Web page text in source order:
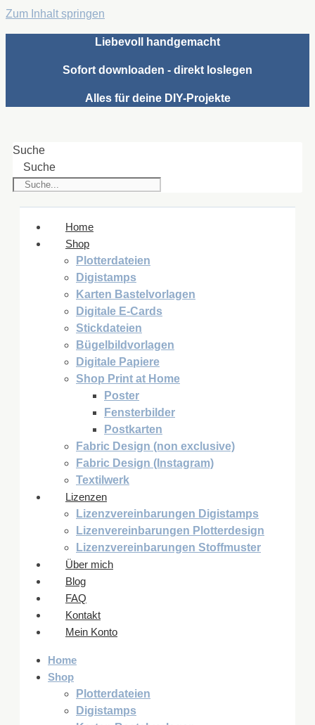
Zum Inhalt springen
Liebevoll handgemacht
Sofort downloaden - direkt loslegen
Alles für deine DIY-Projekte
Suche
Suche
Home
Shop
Plotterdateien
Digistamps
Karten Bastelvorlagen
Digitale E-Cards
Stickdateien
Bügelbildvorlagen
Digitale Papiere
Shop Print at Home
Poster
Fensterbilder
Postkarten
Fabric Design (non exclusive)
Fabric Design (Instagram)
Textilwerk
Lizenzen
Lizenzvereinbarungen Digistamps
Lizenvereinbarungen Plotterdesign
Lizenzvereinbarungen Stoffmuster
Über mich
Blog
FAQ
Kontakt
Mein Konto
Home
Shop
Plotterdateien
Digistamps